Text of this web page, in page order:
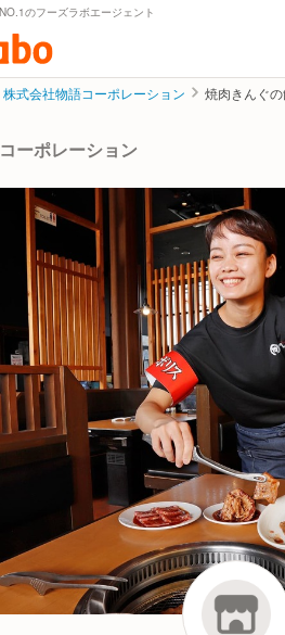
のフーズラボエージェント
株式会社物語コーポレーション 焼肉きんぐ
ーポレーション